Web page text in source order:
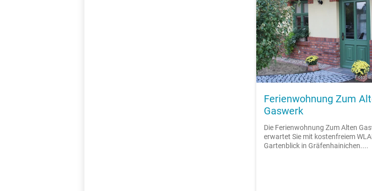
Foto:
Ferienwohnung Zum
Gaswerk
Die Ferienwohnung Zum Alten
erwartet Sie mit kostenfreiem
Gartenblick in Gräfenhainichen....